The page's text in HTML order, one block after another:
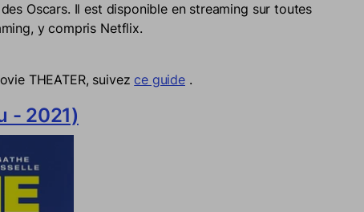
Oscars. Il est disponible en streaming sur toutes
y compris Netflix.
THEATER, suivezce guide.
- 2021)